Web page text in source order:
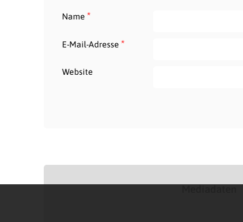
Name *
E-Mail-Adresse *
Website